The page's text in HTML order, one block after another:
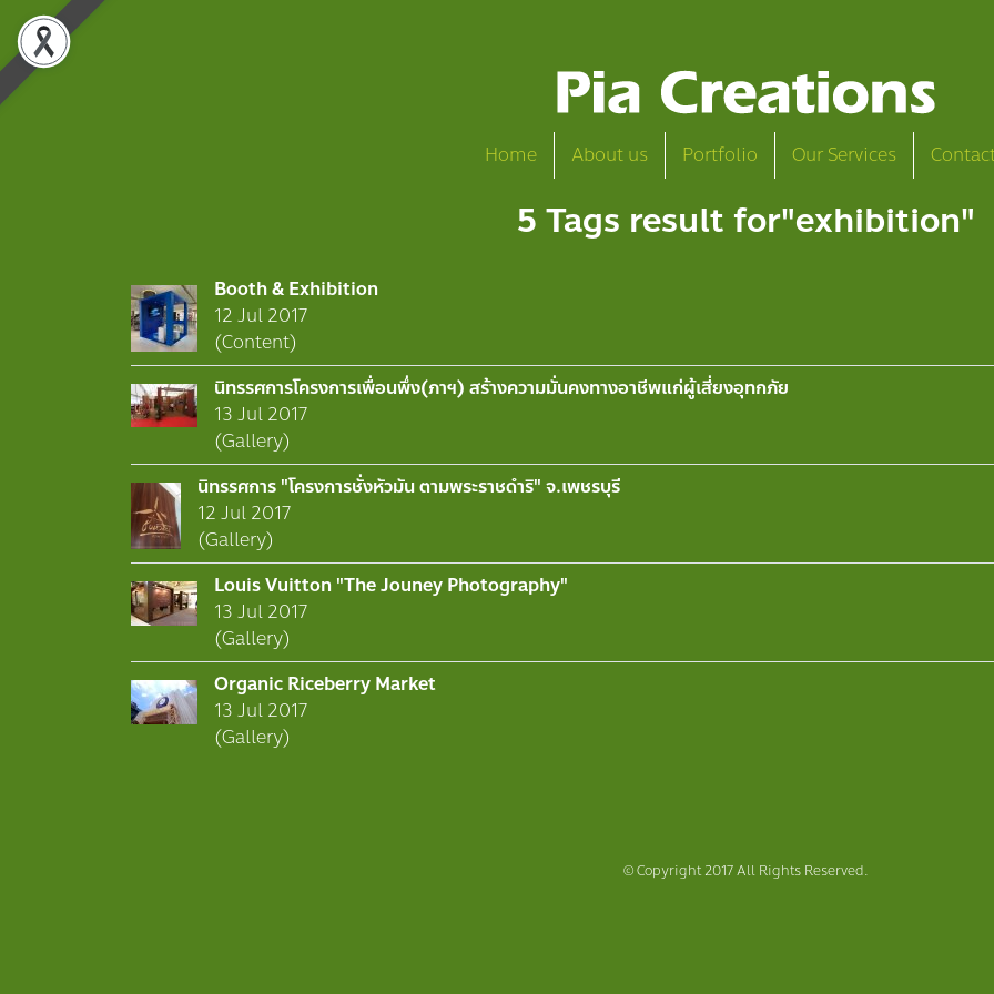
Home About us Portfolio Our Services
5 Tags result for"exhibition"
Booth & Exhibition
12 Jul 2017
(Content)
นิทรรศการโครงการเพื่อนพึ่ง(ภาฯ) สร้างความมั่นคงทางอาชีพแก่ผู้เสี่ยงอุทกภัย
13 Jul 2017
(Gallery)
นิทรรศการ "โครงการชั่งหัวมัน ตามพระราชดำริ" จ.เพชรบุรี
12 Jul 2017
(Gallery)
Louis Vuitton "The Jouney Photography"
13 Jul 2017
(Gallery)
Organic Riceberry Market
13 Jul 2017
(Gallery)
© Copyright 2017 All Rights Reserved.